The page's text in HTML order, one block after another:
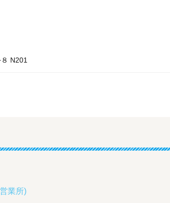
N201
業所)